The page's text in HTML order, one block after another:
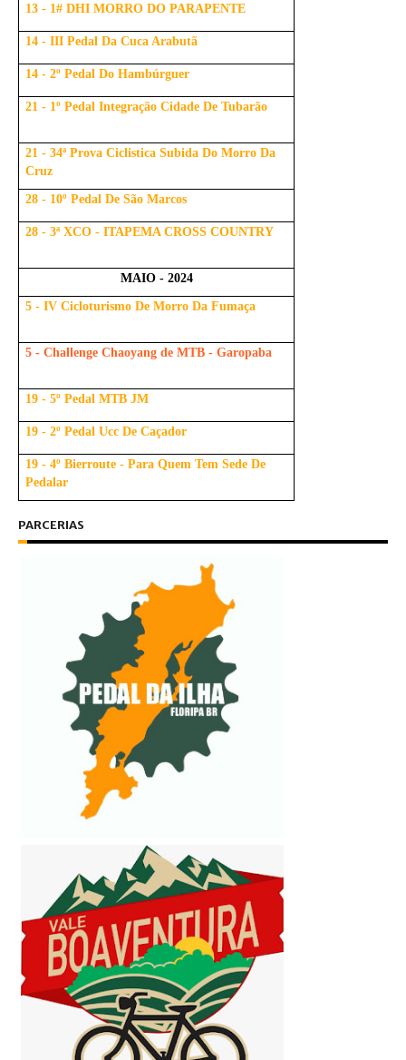
13 - 1# DHI MORRO DO PARAPENTE
14 - III Pedal Da Cuca Arabutã
14 - 2º Pedal Do Hambúrguer
21 - 1º Pedal Integração Cidade De Tubarão
21 - 34ª Prova Ciclistica Subida Do Morro Da
Cruz
28 - 10º Pedal De São Marcos
28 - 3ª XCO - ITAPEMA CROSS COUNTRY
MAIO - 2024
5 - IV Cicloturismo De Morro Da Fumaça
5 - Challenge Chaoyang de MTB - Garopaba
19 - 5º Pedal MTB JM
19 - 2º Pedal Ucc De Caçador
19 - 4º Bierroute - Para Quem Tem Sede De
Pedalar
PARCERIAS